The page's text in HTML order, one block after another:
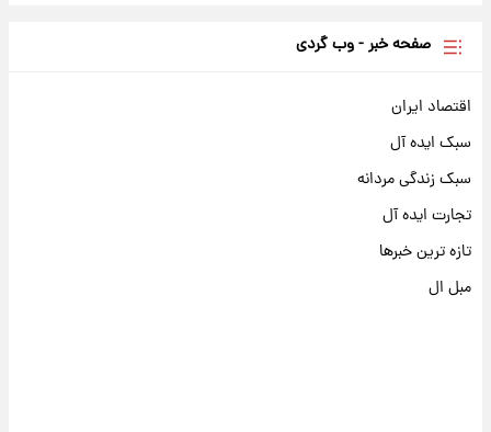
صفحه خبر - وب گردی
اقتصاد ایران
سبک ایده آل
سبک زندگی مردانه
تجارت ایده آل
تازه ترین خبرها
مبل ال